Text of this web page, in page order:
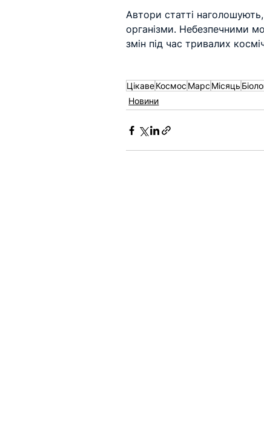
Автори статті
організми. Небезпечними
змін під час тривалих
ЦікавеКосмос Марс Місяць
Новини